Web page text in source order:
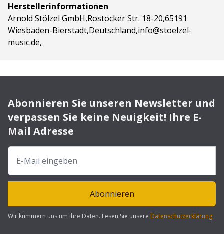
Herstellerinformationen
Arnold Stölzel GmbH,Rostocker Str. 18-20,65191
Wiesbaden-Bierstadt,Deutschland,info@stoelzel-
music.de,
Abonnieren Sie unseren Newsletter und
verpassen Sie keine Neuigkeit! Ihre E-
Mail Adresse
Abonnieren
Wir kümmern uns um Ihre Daten. Lesen Sie unsere Datenschutzerklärung